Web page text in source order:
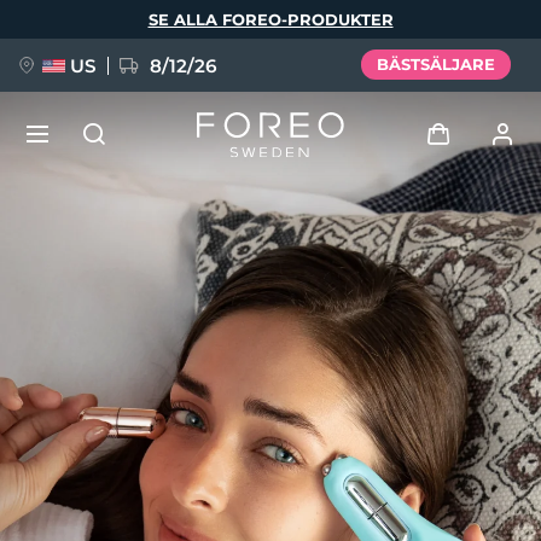
SE ALLA FOREO-PRODUKTER
US 8/12/26 BÄSTSÄLJARE
Logga in
Användarprofil
Mina enheter
Mina beställningar
Mina adresser
Mina prenumerationer
FAQ™ Pure Beauty-Tech Elixir
BREAKING NEWS
issa™ Teeth Whitening Set
Deutsch
Español
Italiano
Português
Polski
Svenska
Русский
Türkçe
简体中文 繁體中文